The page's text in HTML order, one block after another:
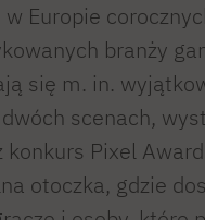
Europie
branży
się m. in.
scenach,
konkurs Pixel
otoczka, gdzie